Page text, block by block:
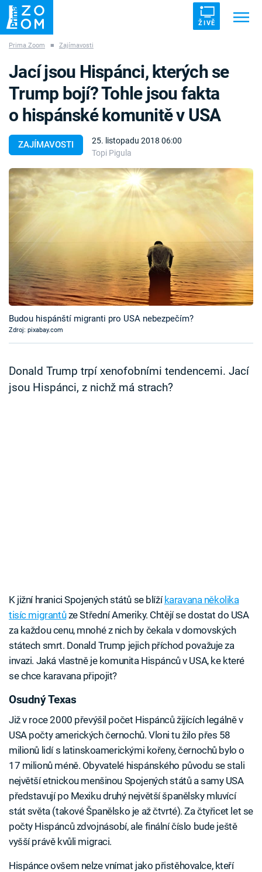
ŽIVĚ
ZÁHADY VETŘELCI DÁVNOVĚKU
Témata
Témata
TV Program
Časopis
Sledujte prima+
Sledujte nás
Prima Zoom ■ Zajímavosti
ZAJÍMAVOSTI
25. listopadu 2018 06:00
Topi Pigula
Jací jsou Hispánci, kterých se
Trump bojí? Tohle jsou fakta
o hispánské komunitě v USA
Budou hispánští migranti pro USA nebezpečím?
Zdroj: pixabay.com
Donald Trump trpí xenofobními tendencemi. Jací
jsou Hispánci, z nichž má strach?
K jižní hranici Spojených států se blíží karavana několika
tisíc migrantůze Střední Ameriky. Chtějí se dostat do USA
za každou cenu, mnohé z nich by čekala v domovských
státech smrt. Donald Trump jejich příchod považuje za
invazi. Jaká vlastně je komunita Hispánců v USA, ke které
se chce karavana připojit?
Osudný Texas
Již v roce 2000 převýšil počet Hispánců žijících legálně v
USA počty amerických černochů. Vloni tu žilo přes 58
milionů lidí s latinskoamerickými kořeny, černochů bylo o
17 milionů méně. Obyvatelé hispánského původu se stali
největší etnickou menšinou Spojených států a samy USA
představují po Mexiku druhý největší španělsky mluvící
stát světa (takové Španělsko je až čtvrté). Za čtyřicet let se
počty Hispánců zdvojnásobí, ale finální číslo bude ještě
vyšší právě kvůli migraci.
Hispánce ovšem nelze vnímat jako přistěhovalce, kteří